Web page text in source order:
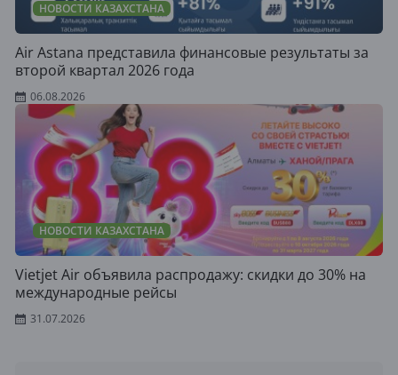
НОВОСТИ КАЗАХСТАНА
Air Astana представила финансовые результаты за
второй квартал 2026 года
06.08.2026
НОВОСТИ КАЗАХСТАНА
Vietjet Air объявила распродажу: скидки до 30% на
международные рейсы
31.07.2026